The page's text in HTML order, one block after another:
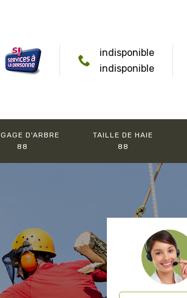
indisponible
indisponible
D'ARBRE
88
TAILLE DE HAIE
88